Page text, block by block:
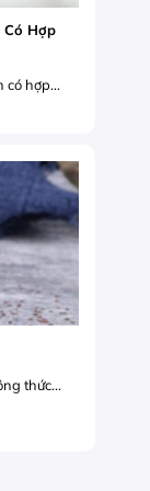
Hợp
hợp...
thức...